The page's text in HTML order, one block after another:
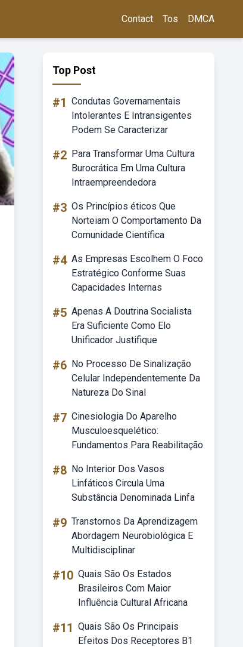
Contact Tos DMCA
Top Post
#1 Condutas Governamentais
Intolerantes E Intransigentes
Podem Se Caracterizar
#2 Para Transformar Uma Cultura
Burocrática Em Uma Cultura
Intraempreendedora
#3 Os Princípios éticos Que
Norteiam O Comportamento Da
Comunidade Científica
#4 As Empresas Escolhem O Foco
Estratégico Conforme Suas
Capacidades Internas
#5 Apenas A Doutrina Socialista
Era Suficiente Como Elo
Unificador Justifique
#6 No Processo De Sinalização
Celular Independentemente Da
Natureza Do Sinal
#7 Cinesiologia Do Aparelho
Musculoesquelético:
Fundamentos Para Reabilitação
#8 No Interior Dos Vasos
Linfáticos Circula Uma
Substância Denominada Linfa
#9 Transtornos Da Aprendizagem
Abordagem Neurobiológica E
Multidisciplinar
#10 Quais São Os Estados
Brasileiros Com Maior
Influência Cultural Africana
#11 Quais São Os Principais
Efeitos Dos Receptores B1